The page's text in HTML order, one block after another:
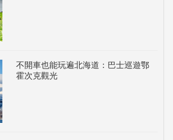
不開車也能玩遍北海道：巴士巡遊鄂
霍次克觀光